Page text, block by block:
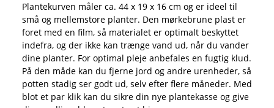
Plantekurven måler ca. 44 x 19 x 16 cm og er ideel til
små og mellemstore planter. Den mørkebrune plast er
foret med en film, så materialet er optimalt beskyttet
indefra, og der ikke kan trænge vand ud, når du vander
dine planter. For optimal pleje anbefales en fugtig klud.
På den måde kan du fjerne jord og andre urenheder, så
potten stadig ser godt ud, selv efter flere måneder. Med
blot et par klik kan du sikre din nye plantekasse og give